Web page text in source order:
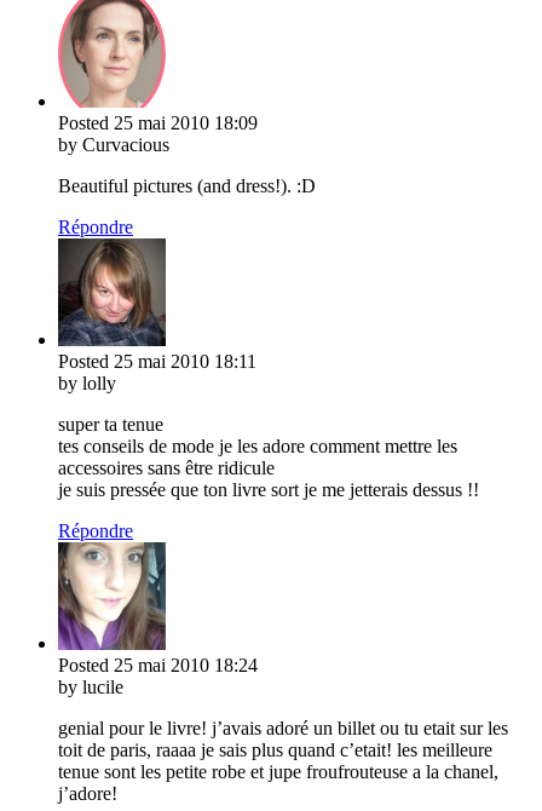
Posted 25 mai 2010 18:09
by Curvacious
Beautiful pictures (and dress!). :D
Répondre
Posted 25 mai 2010 18:11
by lolly
super ta tenue
tes conseils de mode je les adore comment mettre les
accessoires sans être ridicule
je suis pressée que ton livre sort je me jetterais dessus !!
Répondre
Posted 25 mai 2010 18:24
by lucile
genial pour le livre! j’avais adoré un billet ou tu etait sur les
toit de paris, raaaa je sais plus quand c’etait! les meilleure
tenue sont les petite robe et jupe froufrouteuse a la chanel,
j’adore!